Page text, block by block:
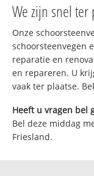
We zijn snel ter
Onze
schoorsteenvegen
reparatie en
en repareren. U
vaak ter plaatse.
Heeft u vragen bel
Bel deze middag
Friesland.